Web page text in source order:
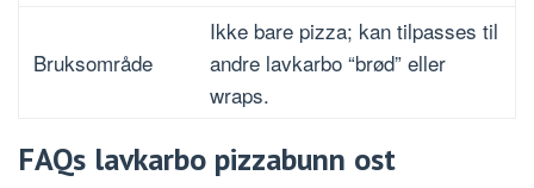
Bruksområde
Ikke bare pizza; kan tilpasses til
andre lavkarbo “brød” eller
wraps.
FAQs lavkarbo pizzabunn ost